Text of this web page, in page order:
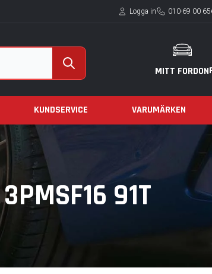
Logga in 010-69 00
MITT FORDON
KUNDSERVICE VARUMÄRKEN
91T